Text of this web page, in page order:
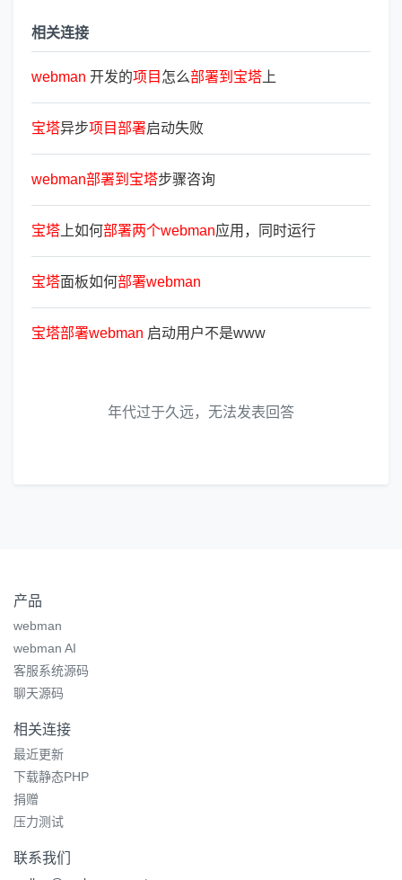
相关连接
webman 开发的项 目 怎么部署到 宝塔 上
宝塔异步项 目部署启动失败
webman部署到 宝塔步骤咨询
宝塔 上如何部署两个webman应用，同时运行
宝塔面板如何部署webman
宝塔部署webman 启动用户不是www
年代过于久远，无法发表回答
产品
webman
webman AI
客服系统源码
聊天源码
相关连接
最近更新
下载静态PHP
捐赠
压力测试
联系我们